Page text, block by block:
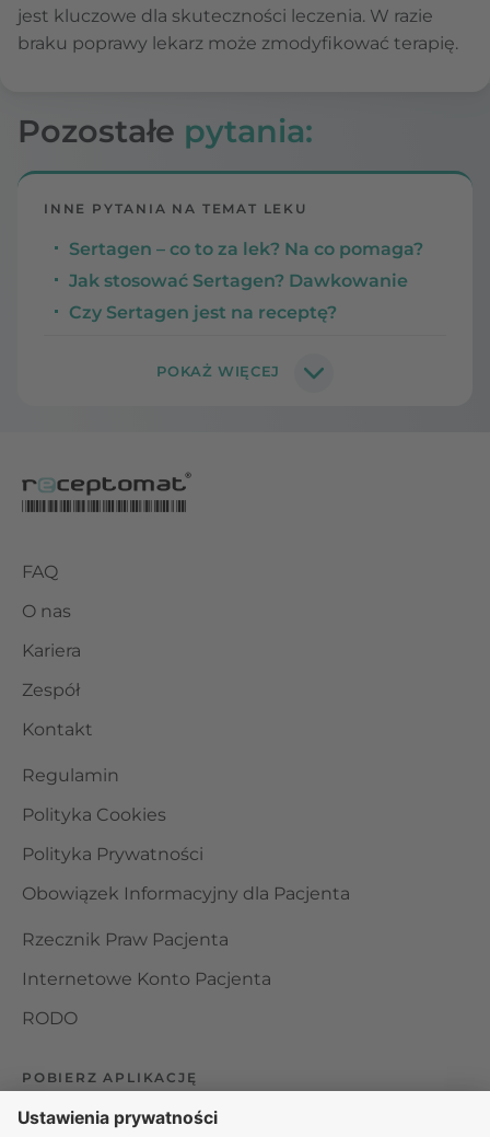
jest kluczowe dla skuteczności leczenia. W razie
braku poprawy lekarz może zmodyfikować terapię.
Pozostałe pytania:
INNE PYTANIA NA TEMAT LEKU
Sertagen – co to za lek? Na co pomaga?
Jak stosować Sertagen? Dawkowanie
Czy Sertagen jest na receptę?
FAQ
O nas
Kariera
Zespół
Kontakt
Regulamin
Polityka Cookies
Polityka Prywatności
Obowiązek Informacyjny dla Pacjenta
Rzecznik Praw Pacjenta
Internetowe Konto Pacjenta
RODO
POBIERZ APLIKACJĘ